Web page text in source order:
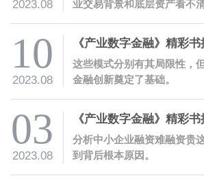
2023.08
业交易背景和底层资产看不
本。
10
2023.08
这些模式分别有其局限性，
金融创新奠定了基础。
03
2023.08
分析中小企业融资难融资贵
到背后根本原因。